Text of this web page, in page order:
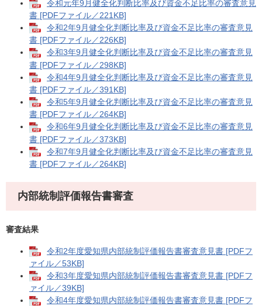
令和元年9月健全化判断比率及び資金不足比率の審査意見
書 [PDFファイル／221KB]
令和2年9月健全化判断比率及び資金不足比率の審査意見
書 [PDFファイル／226KB]
令和3年9月健全化判断比率及び資金不足比率の審査意見
書 [PDFファイル／298KB]
令和4年9月健全化判断比率及び資金不足比率の審査意見
書 [PDFファイル／391KB]
令和5年9月健全化判断比率及び資金不足比率の審査意見
書 [PDFファイル／264KB]
令和6年9月健全化判断比率及び資金不足比率の審査意見
書 [PDFファイル／373KB]
令和7年9月健全化判断比率及び資金不足比率の審査意見
書 [PDFファイル／264KB]
内部統制評価報告書審査
審査結果
令和2年度愛知県内部統制評価報告書審査意見書 [PDFフ
ァイル／53KB]
令和3年度愛知県内部統制評価報告書審査意見書 [PDFフ
ァイル／39KB]
令和4年度愛知県内部統制評価報告書審査意見書 [PDFフ